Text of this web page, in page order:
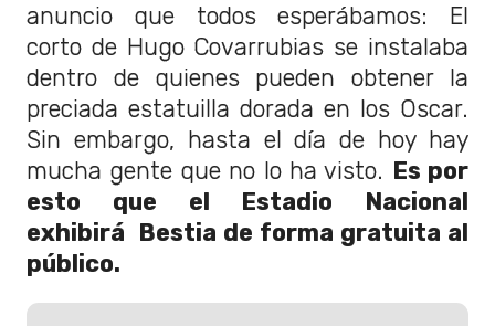
anuncio que todos esperábamos: El
corto de Hugo Covarrubias se instalaba
dentro de quienes pueden obtener la
preciada estatuilla dorada en los Oscar.
Sin embargo, hasta el día de hoy hay
mucha gente que no lo ha visto. Es por
esto que el Estadio Nacional
exhibirá Bestia de forma gratuita al
público.